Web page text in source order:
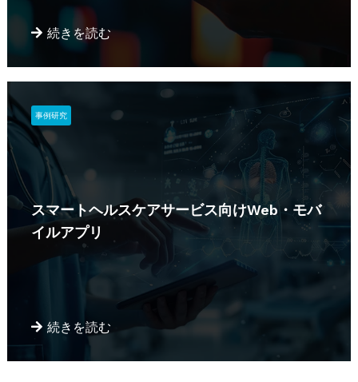
続きを読む
スマートヘルスケアサービス向けWeb・モバ
イルアプリ
続きを読む
事例研究